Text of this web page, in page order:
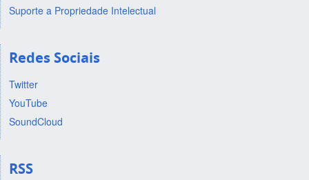
Suporte a Propriedade Intelectual
Redes Sociais
Twitter
YouTube
SoundCloud
RSS